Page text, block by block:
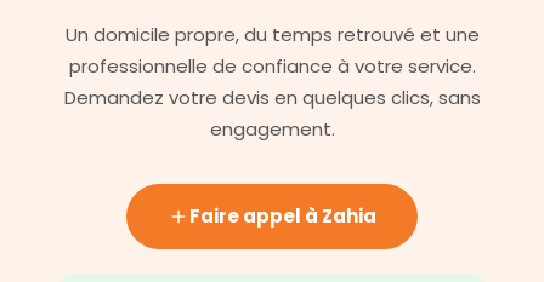
Un domicile propre, du temps retrouvé et une
professionnelle de confiance à votre service.
Demandez votre devis en quelques clics, sans
engagement.
Faire appel à Zahia